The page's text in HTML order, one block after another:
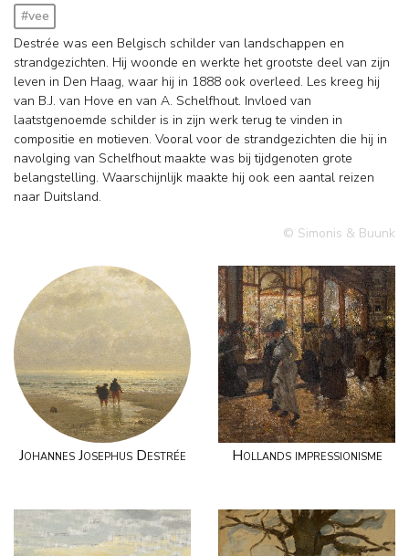
#vee
Destrée was een Belgisch schilder van landschappen en
strandgezichten. Hij woonde en werkte het grootste deel van zijn
leven in Den Haag, waar hij in 1888 ook overleed. Les kreeg hij
van B.J. van Hove en van A. Schelfhout. Invloed van
laatstgenoemde schilder is in zijn werk terug te vinden in
compositie en motieven. Vooral voor de strandgezichten die hij in
navolging van Schelfhout maakte was bij tijdgenoten grote
belangstelling. Waarschijnlijk maakte hij ook een aantal reizen
naar Duitsland.
© Simonis & Buunk
Johannes Josephus Destrée Hollands impressionisme